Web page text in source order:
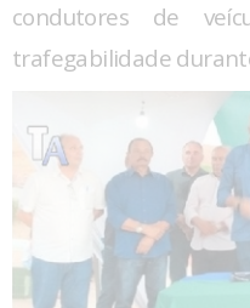
condutores de
trafegabilidade